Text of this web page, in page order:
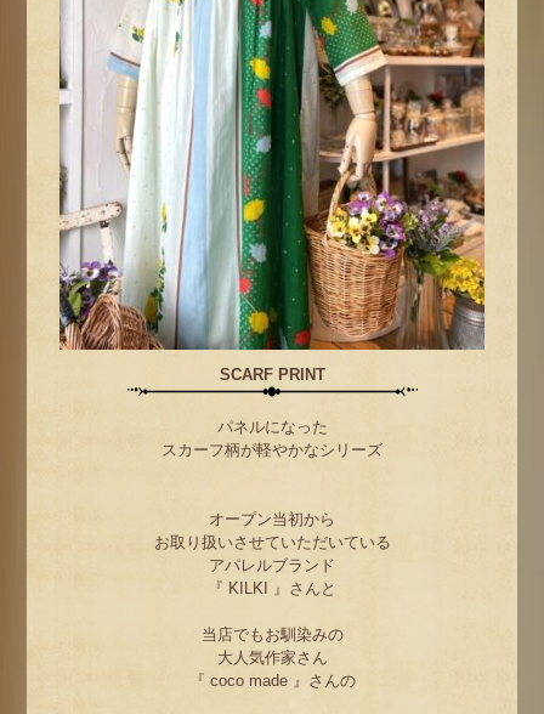
SCARF PRINT
パネルになった
スカーフ柄が軽やかなシリーズ
オープン当初から
お取り扱いさせていただいている
アパレルブランド
『 KILKI 』さんと
当店でもお馴染みの
大人気作家さん
『 coco made 』さんの